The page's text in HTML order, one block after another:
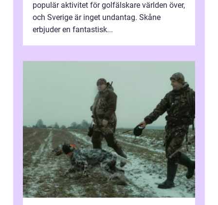
populär aktivitet för golfälskare världen över,
och Sverige är inget undantag. Skåne
erbjuder en fantastisk...